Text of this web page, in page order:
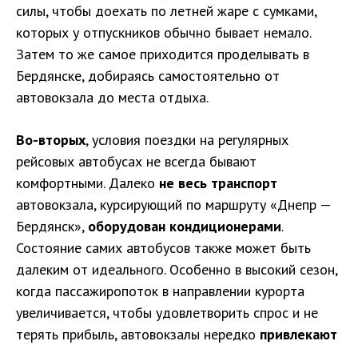
силы, чтобы доехать по летней жаре с сумками,
которых у отпускников обычно бывает немало.
Затем то же самое приходится проделывать в
Бердянске, добираясь самостоятельно от
автовокзала до места отдыха.
Во-вторых, условия поездки на регулярных
рейсовых автобусах не всегда бывают
комфортными. Далеко не весь транспорт
автовокзала, курсирующий по маршруту «Днепр —
Бердянск», оборудован кондиционерами.
Состояние самих автобусов также может быть
далеким от идеального. Особенно в высокий сезон,
когда пассажиропоток в направлении курорта
увеличивается, чтобы удовлетворить спрос и не
терять прибыль, автовокзалы нередко привлекают